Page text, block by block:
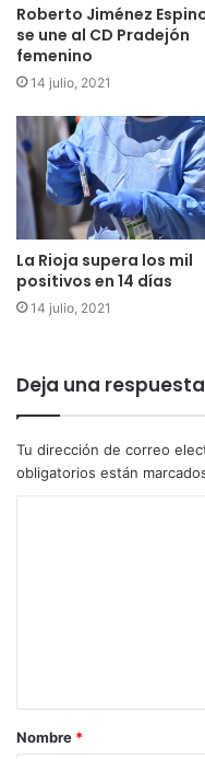
Roberto Jiménez
se une al CD Pradejón
femenino
14 julio, 2021
La Rioja supera los mil
positivos en 14 días
14 julio, 2021
Deja una respuesta
Tu dirección de correo
obligatorios están
Nombre *